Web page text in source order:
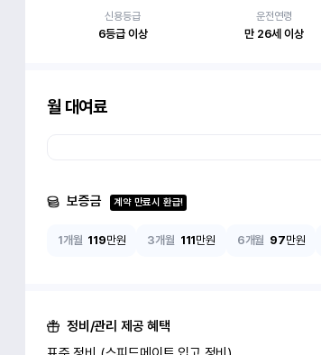
신용등급
6등급 이상
운전연령
만 26세 이상
월 대여료
보증금 계약 만료시 환급!
1개월 119만원 3개월 111만원 6개월 97만원
정비/관리 제공 혜택